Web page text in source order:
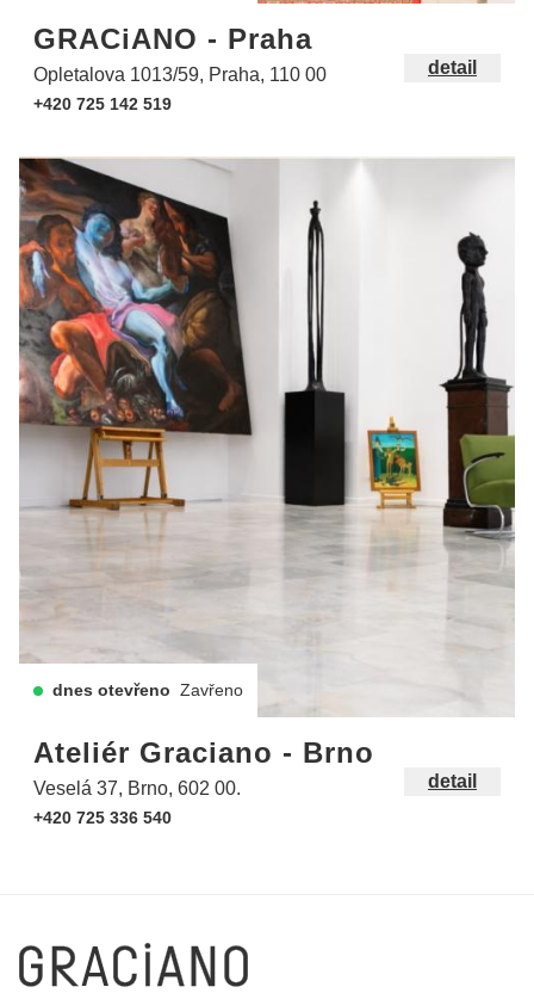
GRACiANO - Praha
Opletalova 1013/59, Praha, 110 00
+420 725 142 519
detail
dnes otevřeno Zavřeno
Ateliér Graciano - Brno
Veselá 37, Brno, 602 00.
+420 725 336 540
detail